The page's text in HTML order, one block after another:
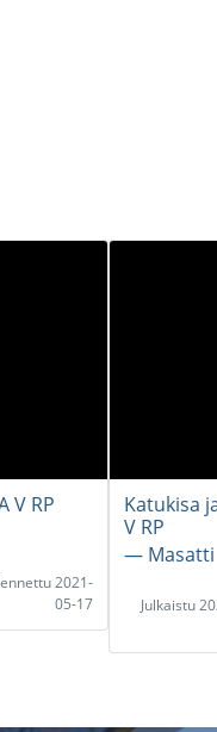
V RP
2021-
05-17
Katukisa
V RP
― Masatti
Julkaistu